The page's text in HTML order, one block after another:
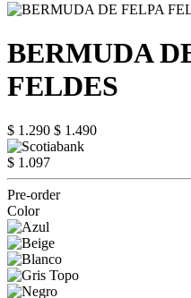
BERMUDA
FELDES
$ 1.290 $ 1.490
$ 1.097
Pre-order
Color